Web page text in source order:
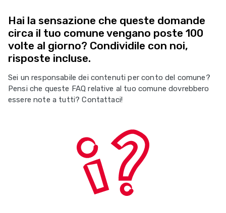
Hai la sensazione che queste domande
circa il tuo comune vengano poste 100
volte al giorno? Condividile con noi,
risposte incluse.
Sei un responsabile dei contenuti per conto del comune?
Pensi che queste FAQ relative al tuo comune dovrebbero
essere note a tutti? Contattaci!